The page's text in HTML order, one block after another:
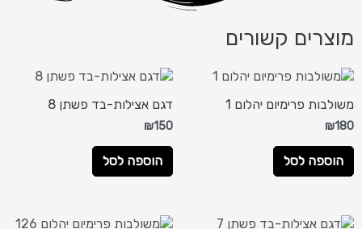
מוצרים קשורים
משולבות פרימיום יהלום 1
₪180
הוספה לסל
דגם אצילות-בד פשתן 8
₪150
הוספה לסל